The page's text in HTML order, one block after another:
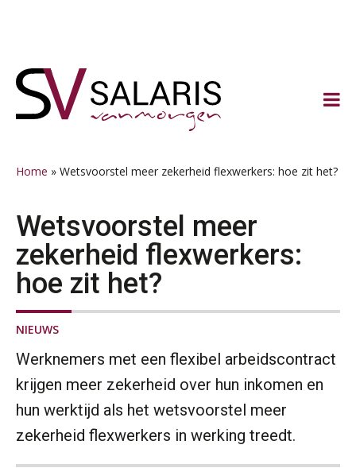
naar
hoofdnavigatie
naar
hoofd
naar
eerste
naar
voettekst
Home » Wetsvoorstel meer zekerheid flexwerkers: hoe zit het?
Wetsvoorstel meer
zekerheid flexwerkers:
hoe zit het?
NIEUWS
Werknemers met een flexibel arbeidscontract
krijgen meer zekerheid over hun inkomen en
hun werktijd als het wetsvoorstel meer
zekerheid flexwerkers in werking treedt.